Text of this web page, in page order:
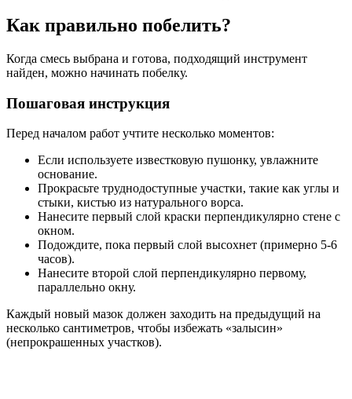
Как правильно побелить?
Когда смесь выбрана и готова, подходящий инструмент
найден, можно начинать побелку.
Пошаговая инструкция
Перед началом работ учтите несколько моментов:
Если используете известковую пушонку, увлажните
основание.
Прокрасьте труднодоступные участки, такие как углы и
стыки, кистью из натурального ворса.
Нанесите первый слой краски перпендикулярно стене с
окном.
Подождите, пока первый слой высохнет (примерно 5-6
часов).
Нанесите второй слой перпендикулярно первому,
параллельно окну.
Каждый новый мазок должен заходить на предыдущий на
несколько сантиметров, чтобы избежать «залысин»
(непрокрашенных участков).